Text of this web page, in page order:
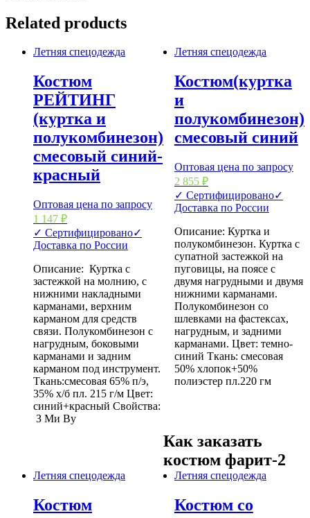
Related products
Летняя спецодежда
Костюм
РЕЙТИНГ
(куртка и
полукомбинезон)
смесовый синий-
красный
Оптовая цена по запросу
1 147 ₽
✓ Сертифицировано✓
Доставка по России
Описание: Куртка с
застежкой на молнию, с
нижними накладными
карманами, верхним
карманом для средств
связи. Полукомбинезон с
нагрудным, боковыми
карманами и задним
карманом под инструмент.
Ткань:смесовая 65% п/э,
35% х/б пл. 215 г/м Цвет:
синий+красный Свойства:
З Ми Ву
Летняя спецодежда
Костюм(куртка
и
полукомбинезон)
смесовый синий
Оптовая цена по запросу
2 855 ₽
✓ Сертифицировано✓
Доставка по России
Описание: Куртка и
полукомбинезон. Куртка с
супатной застежкой на
пуговицы, на поясе с
двумя нагрудными и двумя
нижними карманами.
Полукомбинезон со
шлевками на фастексах,
нагрудным, и задними
карманами. Цвет: темно-
синий Ткань: смесовая
50% хлопок+50%
полиэстер пл.220 гм
Летняя спецодежда
Костюм
Летняя спецодежда
Костюм со
Как заказать
костюм фарит-2